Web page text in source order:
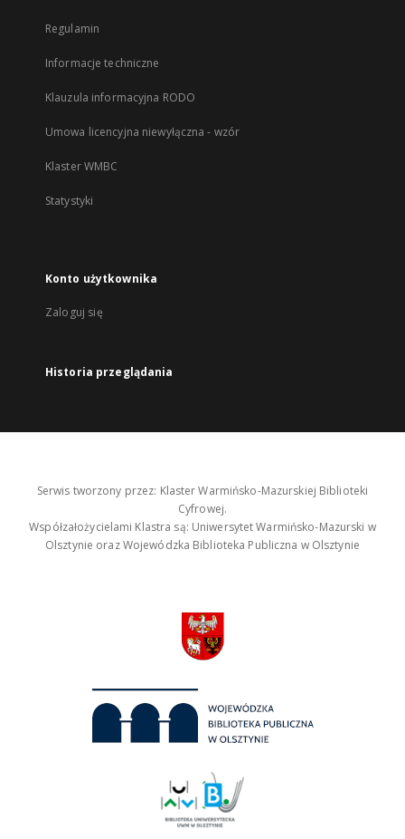
Regulamin
Informacje techniczne
Klauzula informacyjna RODO
Umowa licencyjna niewyłączna - wzór
Klaster WMBC
Statystyki
Konto użytkownika
Zaloguj się
Historia przeglądania
Serwis tworzony przez: Klaster Warmińsko-Mazurskiej Biblioteki
Cyfrowej.
Współzałożycielami Klastra są: Uniwersytet Warmińsko-Mazurski w
Olsztynie oraz Wojewódzka Biblioteka Publiczna w Olsztynie